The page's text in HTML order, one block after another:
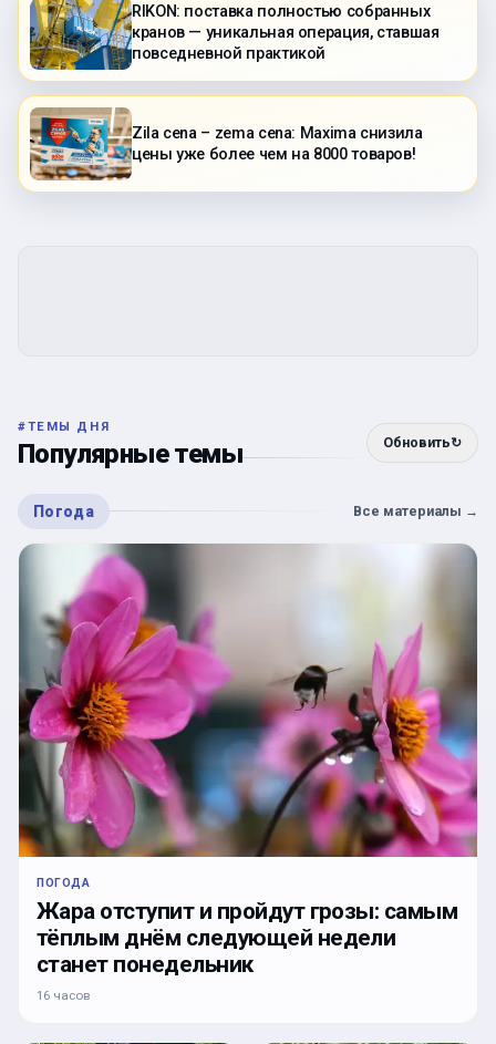
RIKON: поставка полностью собранных
кранов — уникальная операция, ставшая
повседневной практикой
Zila cena – zema cena: Maxima снизила
цены уже более чем на 8000 товаров!
#ТЕМЫ ДНЯ
Популярные темы Обновить↻
Погода Все материалы →
ПОГОДА
Жара отступит и пройдут грозы: самым
тёплым днём следующей недели
станет понедельник
16 часов